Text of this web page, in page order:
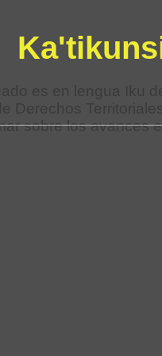
es en lengua Iku
sobre los avances